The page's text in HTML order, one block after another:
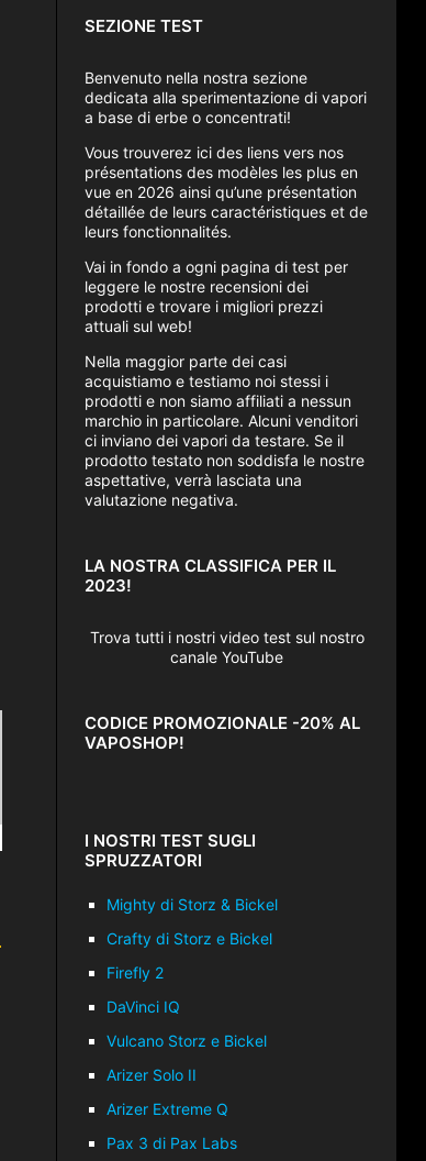
SEZIONE TEST
Benvenuto nella nostra sezione
dedicata alla sperimentazione di vapori
a base di erbe o concentrati!
Vous trouverez ici des liens vers nos
présentations des modèles les plus en
vue en 2026 ainsi qu’une présentation
détaillée de leurs caractéristiques et de
leurs fonctionnalités.
Vai in fondo a ogni pagina di test per
leggere le nostre recensioni dei
prodotti e trovare i migliori prezzi
attuali sul web!
Nella maggior parte dei casi
acquistiamo e testiamo noi stessi i
prodotti e non siamo affiliati a nessun
marchio in particolare. Alcuni venditori
ci inviano dei vapori da testare. Se il
prodotto testato non soddisfa le nostre
aspettative, verrà lasciata una
valutazione negativa.
LA NOSTRA CLASSIFICA PER IL
2023!
Trova tutti i nostri video test sul nostro
canale YouTube
CODICE PROMOZIONALE -20% AL
VAPOSHOP!
I NOSTRI TEST SUGLI
SPRUZZATORI
Mighty di Storz & Bickel
Crafty di Storz e Bickel
Firefly 2
DaVinci IQ
Vulcano Storz e Bickel
Arizer Solo II
Arizer Extreme Q
Pax 3 di Pax Labs